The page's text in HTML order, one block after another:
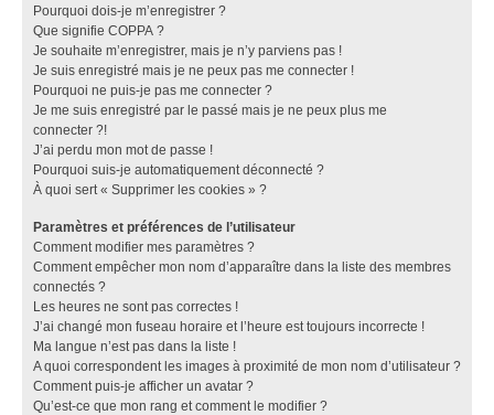
Pourquoi dois-je m’enregistrer ?
Que signifie COPPA ?
Je souhaite m’enregistrer, mais je n’y parviens pas !
Je suis enregistré mais je ne peux pas me connecter !
Pourquoi ne puis-je pas me connecter ?
Je me suis enregistré par le passé mais je ne peux plus me
connecter ?!
J’ai perdu mon mot de passe !
Pourquoi suis-je automatiquement déconnecté ?
À quoi sert « Supprimer les cookies » ?
Paramètres et préférences de l’utilisateur
Comment modifier mes paramètres ?
Comment empêcher mon nom d’apparaître dans la liste des membres
connectés ?
Les heures ne sont pas correctes !
J’ai changé mon fuseau horaire et l’heure est toujours incorrecte !
Ma langue n’est pas dans la liste !
A quoi correspondent les images à proximité de mon nom d’utilisateur ?
Comment puis-je afficher un avatar ?
Qu’est-ce que mon rang et comment le modifier ?